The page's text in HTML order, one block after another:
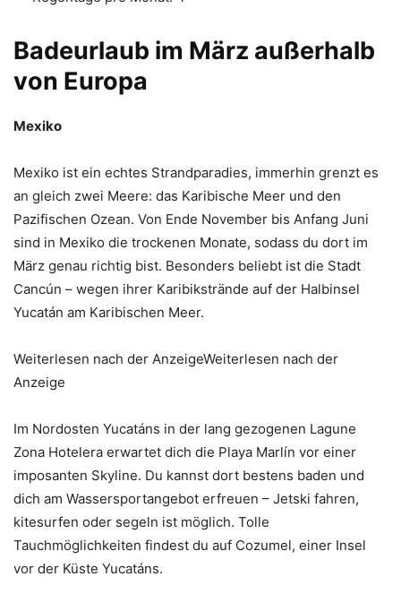
Badeurlaub im März außerhalb
von Europa
Mexiko
Mexiko ist ein echtes Strandparadies, immerhin grenzt es
an gleich zwei Meere: das Karibische Meer und den
Pazifischen Ozean. Von Ende November bis Anfang Juni
sind in Mexiko die trockenen Monate, sodass du dort im
März genau richtig bist. Besonders beliebt ist die Stadt
Cancún – wegen ihrer Karibikstrände auf der Halbinsel
Yucatán am Karibischen Meer.
Weiterlesen nach der AnzeigeWeiterlesen nach der
Anzeige
Im Nordosten Yucatáns in der lang gezogenen Lagune
Zona Hotelera erwartet dich die Playa Marlín vor einer
imposanten Skyline. Du kannst dort bestens baden und
dich am Wassersportangebot erfreuen – Jetski fahren,
kitesurfen oder segeln ist möglich. Tolle
Tauchmöglichkeiten findest du auf Cozumel, einer Insel
vor der Küste Yucatáns.